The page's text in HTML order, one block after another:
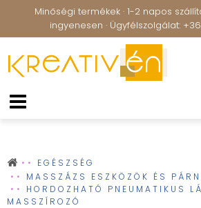
Minőségi termékek · 1-2 napos
ingyenesen · Ügyfélszolgálat:
EGÉSZSÉG
MASSZÁZS ESZKÖZÖK ÉS
HORDOZHATÓ PNEUMATIKUS
MASSZÍROZÓ